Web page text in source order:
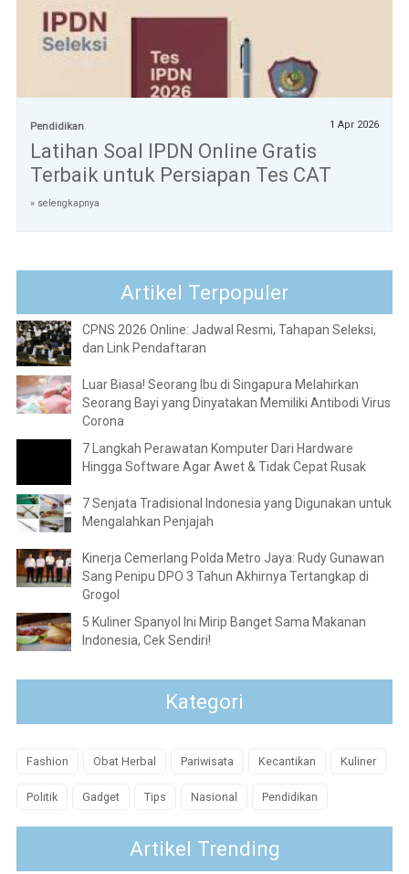
Pendidikan 1 Apr 2026
Latihan Soal IPDN Online Gratis
Terbaik untuk Persiapan Tes CAT
» selengkapnya
Artikel Terpopuler
CPNS 2026 Online: Jadwal Resmi, Tahapan Seleksi,
dan Link Pendaftaran
Luar Biasa! Seorang Ibu di Singapura Melahirkan
Seorang Bayi yang Dinyatakan Memiliki Antibodi Virus
Corona
7 Langkah Perawatan Komputer Dari Hardware
Hingga Software Agar Awet & Tidak Cepat Rusak
7 Senjata Tradisional Indonesia yang Digunakan untuk
Mengalahkan Penjajah
Kinerja Cemerlang Polda Metro Jaya: Rudy Gunawan
Sang Penipu DPO 3 Tahun Akhirnya Tertangkap di
Grogol
5 Kuliner Spanyol Ini Mirip Banget Sama Makanan
Indonesia, Cek Sendiri!
Kategori
Fashion Obat Herbal Pariwisata Kecantikan Kuliner
Politik Gadget Tips Nasional Pendidikan
Artikel Trending